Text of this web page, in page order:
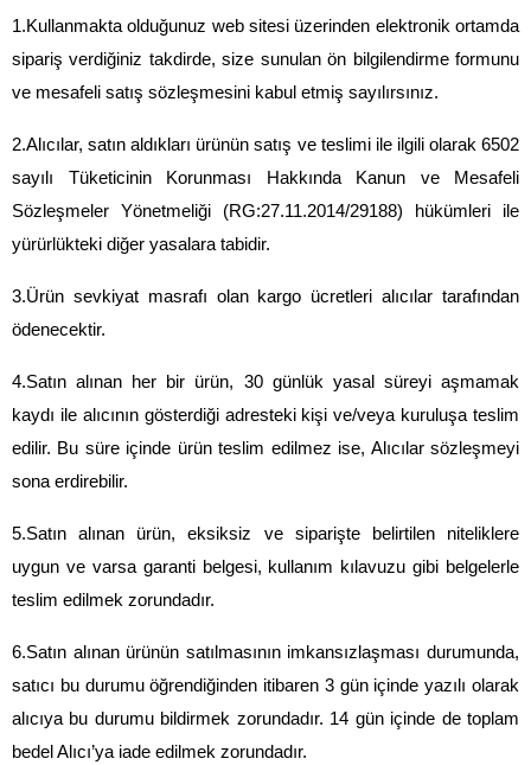
1.Kullanmakta olduğunuz web sitesi üzerinden elektronik ortamda
sipariş verdiğiniz takdirde, size sunulan ön bilgilendirme formunu
ve mesafeli satış sözleşmesini kabul etmiş sayılırsınız.
2.Alıcılar, satın aldıkları ürünün satış ve teslimi ile ilgili olarak 6502
sayılı Tüketicinin Korunması Hakkında Kanun ve Mesafeli
Sözleşmeler Yönetmeliği (RG:27.11.2014/29188) hükümleri ile
yürürlükteki diğer yasalara tabidir.
3.Ürün sevkiyat masrafı olan kargo ücretleri alıcılar tarafından
ödenecektir.
4.Satın alınan her bir ürün, 30 günlük yasal süreyi aşmamak
kaydı ile alıcının gösterdiği adresteki kişi ve/veya kuruluşa teslim
edilir. Bu süre içinde ürün teslim edilmez ise, Alıcılar sözleşmeyi
sona erdirebilir.
5.Satın alınan ürün, eksiksiz ve siparişte belirtilen niteliklere
uygun ve varsa garanti belgesi, kullanım kılavuzu gibi belgelerle
teslim edilmek zorundadır.
6.Satın alınan ürünün satılmasının imkansızlaşması durumunda,
satıcı bu durumu öğrendiğinden itibaren 3 gün içinde yazılı olarak
alıcıya bu durumu bildirmek zorundadır. 14 gün içinde de toplam
bedel Alıcı’ya iade edilmek zorundadır.